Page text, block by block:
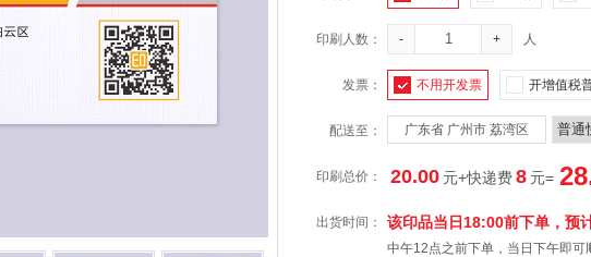
印刷人数： - + 人
发票： 不用开发票 开增值税
配送至： 广东省 广州市 荔湾区
印刷总价： 20.00 元+快递费8 元=
出货时间： 该印品当日18:00前下单，预
中午12点之前下单，当日下午即可